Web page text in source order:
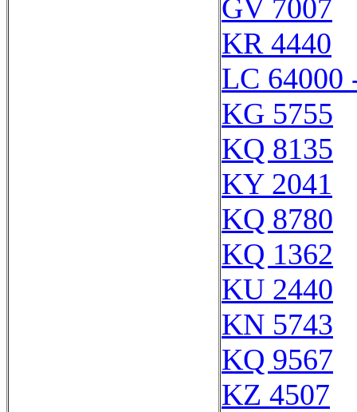
GV 7007
KR 4440
LC 64000
KG 5755
KQ 8135
KY 2041
KQ 8780
KQ 1362
KU 2440
KN 5743
KQ 9567
KZ 4507